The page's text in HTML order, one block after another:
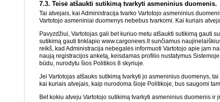
7.3. Teisė atšaukti sutikimą tvarkyti asmeninius duomenis.
Tai atvejais, kai Administracija tvarko Vartotojo asmeninius
Vartotojo asmeniniai duomenys nebebus tvarkomi. Kai kuriais
Pavyzdžiui, Vartotojas gali bet kuriuo metu atšaukti sutikimą gauti
sutikimą gauti tinklapio www.cargonews.lt sunčiamus
reikš, kad Administracija nebegalės informuoti Vartotojo apie jam
naują registracijos anketą, keisdamas profilio nustatymus
būdu, nurodytu šios Politikos 8 skyriuje.
Jei Vartotojas atšauks sutikimą tvarkyti jo asmeninius duomenys,
kai kuriais atvejais, kaip nurodoma šioje Politikoje, bus saugomi
Bet kokiu atveju Vartotojo sutikimą tvarkyti asmeninius duomenis